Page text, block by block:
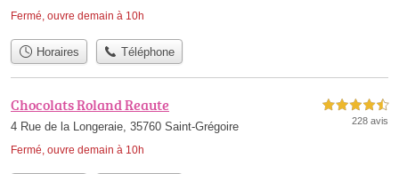
Fermé, ouvre demain à 10h
Horaires Téléphone
Chocolats Roland Reaute
4 Rue de la Longeraie, 35760 Saint-Grégoire
Fermé, ouvre demain à 10h
4,5 étoiles sur 5
228 avis